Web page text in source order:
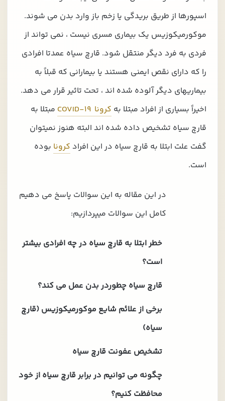
اسپورها از طریق بریدگی یا زخم باز وارد بدن می شوند.
موکورمیکوزیس یک بیماری مسری نیست ، نمی تواند از
فردی به فرد دیگر منتقل شود. قارچ سیاه عمدتا افرادی
را که دارای نقص ایمنی هستند یا بیمارانی که قبلاً به
بیماریهای دیگر آلوده شده اند ، تحت تاثیر قرار می دهد.
اخیراً بسیاری از افراد مبتلا به کرونا COVID-19
مبتلا به
قارچ سیاه تشخیص داده شده اند البته هنوز نمیتوان
گفت علت ابتلا به قارچ سیاه در این افراد کرونا بوده
است.
در این مقاله به این سوالات پاسخ می دهیم
کامل این سوالات میپردازیم:
خطر ابتلا به قارچ سیاه در چه افرادی بیشتر
است؟
قارچ سیاه چطوردر بدن عمل می کند؟
برخی از علائم شایع موکورمیکوزیس (قارچ
سیاه)
تشخیص عفونت قارچ سیاه
چگونه می توانیم در برابر قارچ سیاه از خود
محافظت کنیم؟